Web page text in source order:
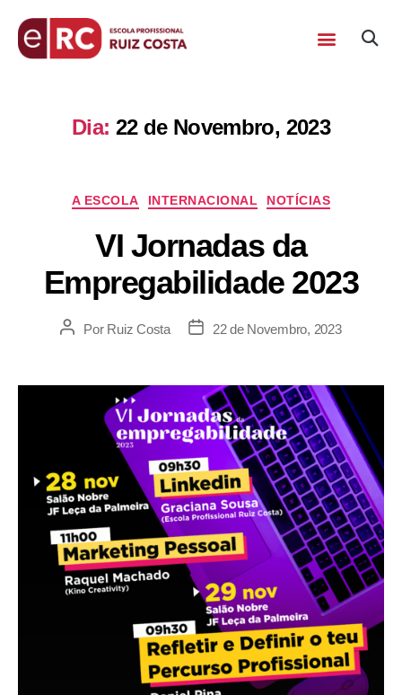
Dia: 22 de Novembro, 2023
A ESCOLA INTERNACIONAL NOTÍCIAS
VI Jornadas da
Empregabilidade 2023
Por Ruiz Costa 22 de Novembro, 2023